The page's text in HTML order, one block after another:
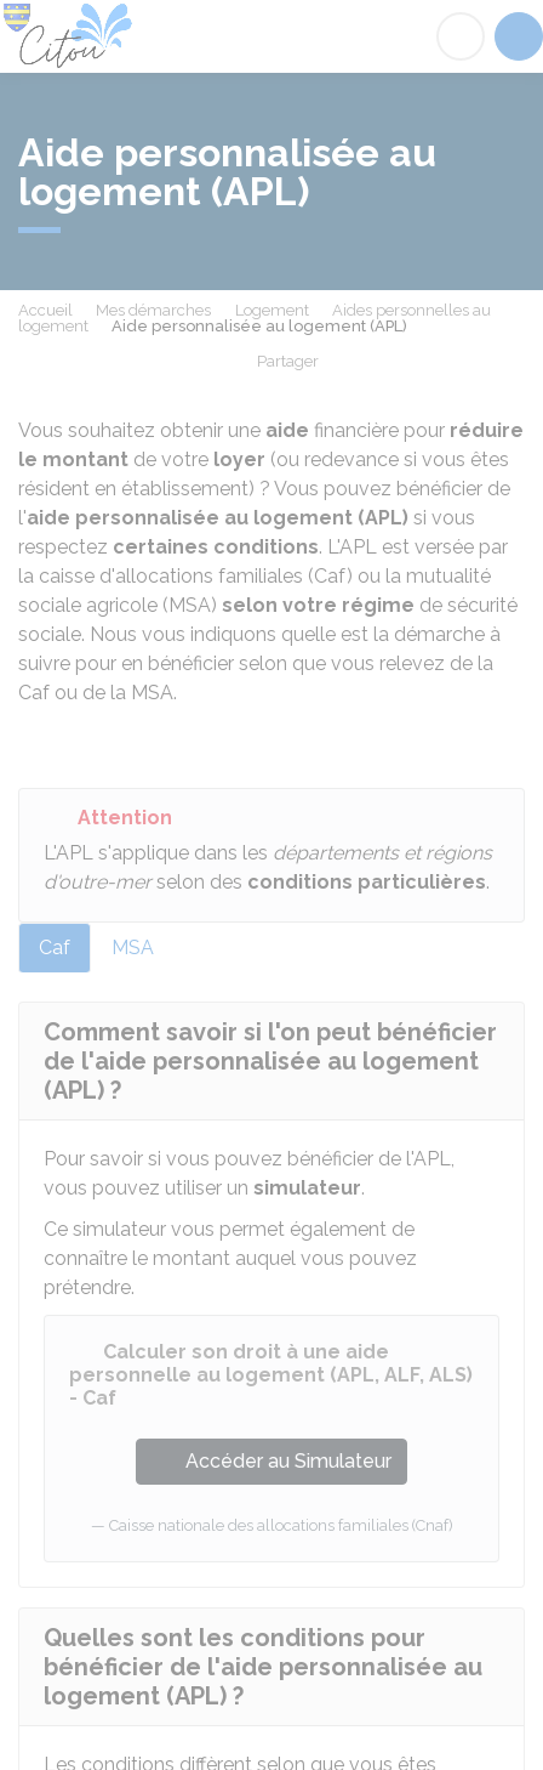
Aide personnalisée au
logement (APL)
Accueil Mes démarches Logement
Aides personnelles au
logement
Aide personnalisée au logement (APL)
Partager
Vous souhaitez obtenir une aide financière pour réduire
le montant de votre loyer (ou redevance si vous êtes
résident en établissement) ? Vous pouvez bénéficier de
l'aide personnalisée au logement (APL) si vous
respectez certaines conditions. L'APL est versée par
la caisse d'allocations familiales (Caf) ou la mutualité
sociale agricole (MSA) selon votre régime de sécurité
sociale. Nous vous indiquons quelle est la démarche à
suivre pour en bénéficier selon que vous relevez de la
Caf ou de la MSA.
Attention
L'APL s'applique dans les départements et régions
d'outre-merselon des conditions particulières.
Caf MSA
Comment savoir si l'on peut bénéficier
de l'aide personnalisée au logement
(APL) ?
Pour savoir si vous pouvez bénéficier de l'APL,
vous pouvez utiliser un simulateur.
Ce simulateur vous permet également de
connaître le montant auquel vous pouvez
prétendre.
Calculer son droit à une aide
personnelle au logement (APL, ALF, ALS)
- Caf
Accéder au Simulateur
Caisse nationale des allocations familiales (Cnaf)
Quelles sont les conditions pour
bénéficier de l'aide personnalisée au
logement (APL) ?
Les conditions diffèrent selon que vous êtes